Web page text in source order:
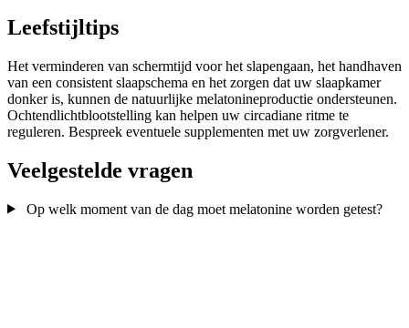
Leefstijltips
Het verminderen van schermtijd voor het slapengaan, het handhaven
van een consistent slaapschema en het zorgen dat uw slaapkamer
donker is, kunnen de natuurlijke melatonineproductie ondersteunen.
Ochtendlichtblootstelling kan helpen uw circadiane ritme te
reguleren. Bespreek eventuele supplementen met uw zorgverlener.
Veelgestelde vragen
Op welk moment van de dag moet melatonine worden getest?